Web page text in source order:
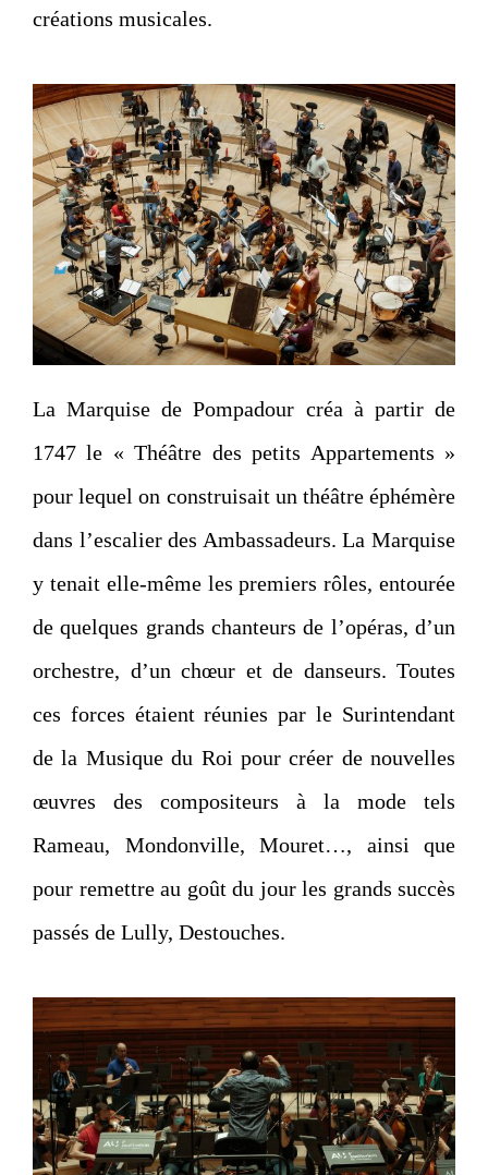
créations musicales.
La Marquise de Pompadour créa à partir de
1747 le « Théâtre des petits Appartements »
pour lequel on construisait un théâtre éphémère
dans l’escalier des Ambassadeurs. La Marquise
y tenait elle-même les premiers rôles, entourée
de quelques grands chanteurs de l’opéras, d’un
orchestre, d’un chœur et de danseurs. Toutes
ces forces étaient réunies par le Surintendant
de la Musique du Roi pour créer de nouvelles
œuvres des compositeurs à la mode tels
Rameau, Mondonville, Mouret…, ainsi que
pour remettre au goût du jour les grands succès
passés de Lully, Destouches.